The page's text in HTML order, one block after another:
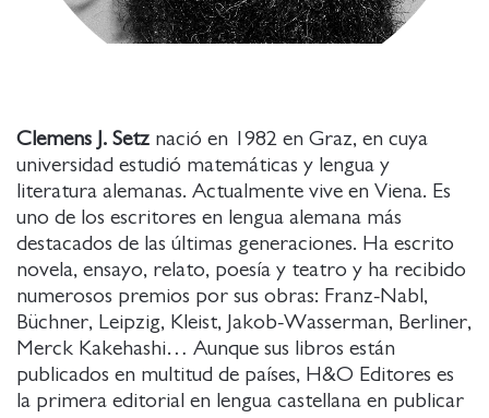
Clemens J. Setz nació en 1982 en Graz, en cuya
universidad estudió matemáticas y lengua y
literatura alemanas. Actualmente vive en Viena. Es
uno de los escritores en lengua alemana más
destacados de las últimas generaciones. Ha escrito
novela, ensayo, relato, poesía y teatro y ha recibido
numerosos premios por sus obras: Franz-Nabl,
Büchner, Leipzig, Kleist, Jakob-Wasserman, Berliner,
Merck Kakehashi… Aunque sus libros están
publicados en multitud de países, H&O Editores es
la primera editorial en lengua castellana en publicar